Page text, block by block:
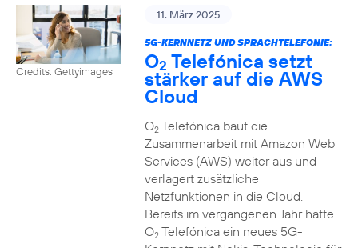
Credits: Gettyimages
11. März 2025
5G-KERNNETZ UND SPRACHTELEFONIE:
O2 Telefónica setzt
stärker auf die AWS
Cloud
O2Telefónica baut die
Zusammenarbeit mit Amazon Web
Services (AWS) weiter aus und
verlagert zusätzliche
Netzfunktionen in die Cloud.
Bereits im vergangenen Jahr hatte
O2Telefónica ein neues 5G-